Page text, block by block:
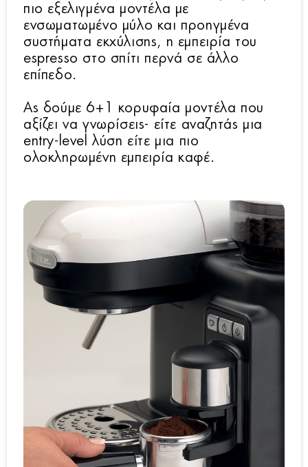
πιο εξελιγμένα μοντέλα με
ενσωματωμένο μύλο και προηγμένα
συστήματα εκχύλισης, η εμπειρία του
espresso στο σπίτι περνά σε άλλο
επίπεδο.
Ας δούμε 6+1 κορυφαία μοντέλα που
αξίζει να γνωρίσεις- είτε αναζητάς μια
entry-level λύση είτε μια πιο
ολοκληρωμένη εμπειρία καφέ.